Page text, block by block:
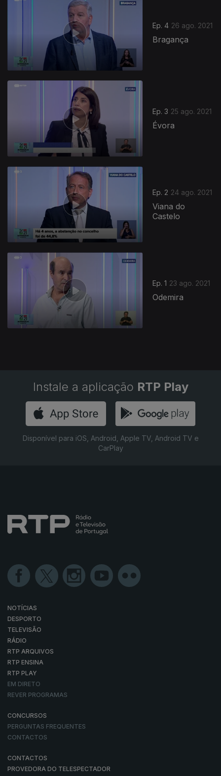
Ep. 4 26 ago. 2021
Bragança
Ep. 3 25 ago. 2021
Évora
Ep. 2 24 ago. 2021
Viana do
Castelo
Ep. 1 23 ago. 2021
Odemira
564190
Instale a aplicação RTP Play
Disponível para iOS, Android, Apple TV, Android TV e
CarPlay
NOTÍCIAS
DESPORTO
TELEVISÃO
RÁDIO
RTP ARQUIVOS
RTP ENSINA
RTP PLAY
EM DIRETO
REVER PROGRAMAS
CONCURSOS
PERGUNTAS FREQUENTES
CONTACTOS
CONTACTOS
PROVEDORA DO TELESPECTADOR